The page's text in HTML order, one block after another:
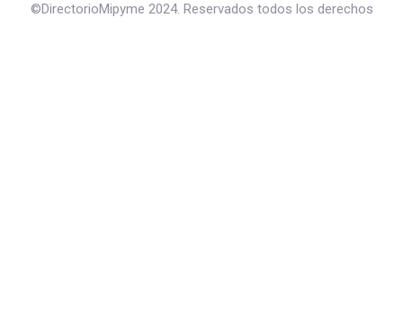
©DirectorioMipyme 2024. Reservados todos los derechos